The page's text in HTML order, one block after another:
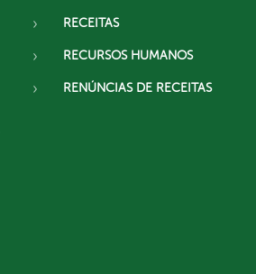
RECEITAS
RECURSOS HUMANOS
RENÚNCIAS DE RECEITAS